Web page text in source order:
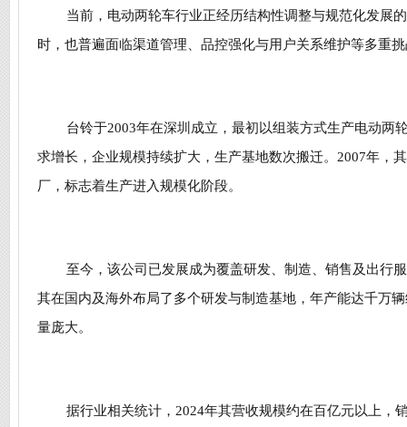
当前，电动两轮车行业正经历结构性调整与规范化发展
时，也普遍面临渠道管理、品控强化与用户关系维护等多重
台铃于2003年在深圳成立，最初以组装方式生产电动两
求增长，企业规模持续扩大，生产基地数次搬迁。2007年，
厂，标志着生产进入规模化阶段。
至今，该公司已发展成为覆盖研发、制造、销售及出行
其在国内及海外布局了多个研发与制造基地，年产能达千万
量庞大。
据行业相关统计，2024年其营收规模约在百亿元以上，